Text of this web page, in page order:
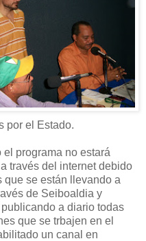
por el Estado.
programa no estará
través del internet debido
se están llevando a
de Seiboaldia y
a diario todas
que se trbajen en el
un canal en